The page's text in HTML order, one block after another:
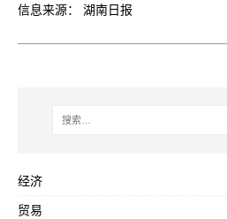
信息来源： 湖南日报
经济
贸易